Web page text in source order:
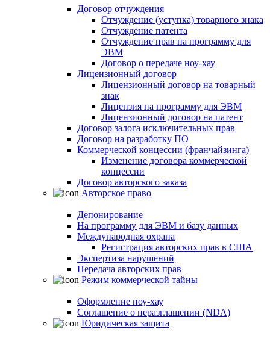
Договор отчуждения
Отчуждение (уступка) товарного знака
Отчуждение патента
Отчуждение прав на программу для
ЭВМ
Договор о передаче ноу-хау
Лицензионный договор
Лицензионный договор на товарный
знак
Лицензия на программу для ЭВМ
Лицензионный договор на патент
Договор залога исключительных прав
Договор на разработку ПО
Коммерческой концессии (франчайзинга)
Изменение договора коммерческой
концессии
Договор авторского заказа
Авторское право
Депонирование
На программу для ЭВМ и базу данных
Международная охрана
Регистрация авторских прав в США
Экспертиза нарушений
Передача авторских прав
Режим коммерческой тайны
Оформление ноу-хау
Соглашение о неразглашении (NDA)
Юридическая защита